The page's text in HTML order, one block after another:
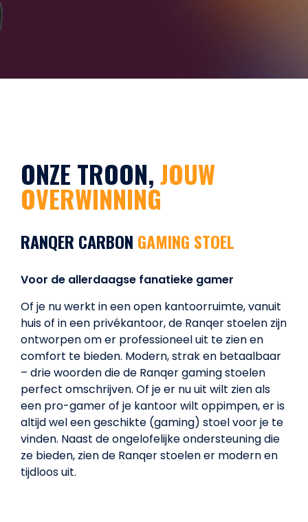
ONZE TROON,JOUW
OVERWINNING
RANQER CARBON GAMING STOEL
Voor de allerdaagse fanatieke gamer
Of je nu werkt in een open kantoorruimte, vanuit
huis of in een privékantoor, de Ranqer stoelen zijn
ontworpen om er professioneel uit te zien en
comfort te bieden. Modern, strak en betaalbaar
– drie woorden die de Ranqer gaming stoelen
perfect omschrijven. Of je er nu uit wilt zien als
een pro-gamer of je kantoor wilt oppimpen, er is
altijd wel een geschikte (gaming) stoel voor je te
vinden. Naast de ongelofelijke ondersteuning die
ze bieden, zien de Ranqer stoelen er modern en
tijdloos uit.